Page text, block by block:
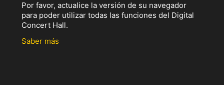
Por favor, actualice la versión de su navegador
para poder utilizar todas las funciones del Digital
Concert Hall.
Saber más